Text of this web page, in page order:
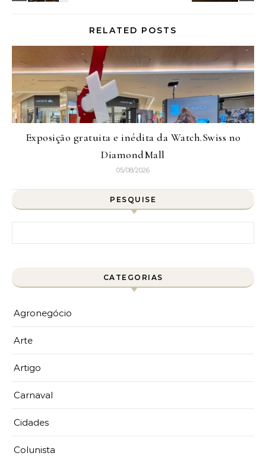
RELATED POSTS
Exposição gratuita e inédita da Watch.Swiss no
DiamondMall
05/08/2026
PESQUISE
CATEGORIAS
Agronegócio
Arte
Artigo
Carnaval
Cidades
Colunista